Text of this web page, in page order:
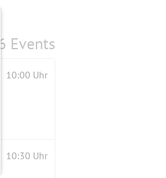
6 Events
10:00 Uhr
10:30 Uhr